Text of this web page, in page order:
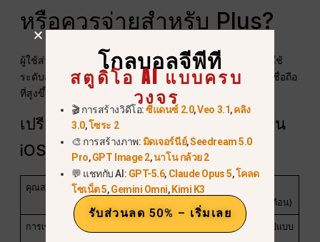
หรือควรจ่ายสำหรับ Plus?
ผู้ใช้ส่วนใหญ่สามารถใช้ ChatGPT บน iPhone ได้ฟรี แต่ผู้ใช้
ระดับสูงอาจต้องการสมัครสมาชิกแบบ “Plus” เพื่อความน่าเชื่อถือ
ที่สูงขึ้นและความเร็วที่เร็วขึ้น.
เปรียบเทียบ: ChatGPT ฟรี กับ Plus บน
iOS
คุณสมบัติ แชทจีพีที ฟรี (iOS)
(1,000 บาทต่อเดือน)
การเข้าถึงโมเดล
การเข้าถึงเต็มรูปแบบ
โกลบอลจีพีที
สตูดิโอ AI แบบครบ
วงจร
🎬 การสร้างวิดีโอ:ซีแดนซ์ 2.0,Veo 3.1,คลิง
3.0,โซระ 2
🎨 การสร้างภาพ: มิดเจอร์นีย์,Seedream 5.0
Pro,GPT Image 2,นาโน กล้วย 2
💬 แชทกับ AI: GPT-5.6, Claude Opus 5,โคลด
โซเน็ต 5,Gemini Omni, Kimi K3
รับส่วนลด 50% – เริ่มเลย